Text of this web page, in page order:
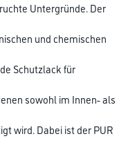
Untergründe. Der
und chemischen
Schutzlack für
sowohl im Innen- als
wird. Dabei ist der PUR